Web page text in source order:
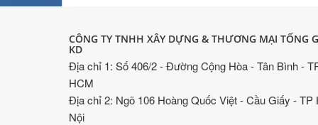
CÔNG TY TNHH XÂY DỰNG & THƯƠNG MẠI TỐNG
KD
Địa chỉ 1: Số 406/2 - Đường Cộng Hòa - Tân Bình -
HCM
Địa chỉ 2: Ngõ 106 Hoàng Quốc Việt - Cầu Giấy - TP
Nội